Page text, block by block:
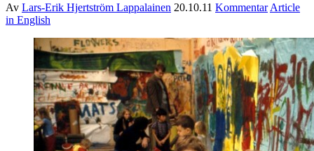
Av Lars-Erik Hjertström Lappalainen 20.10.11 Kommentar Article
in English